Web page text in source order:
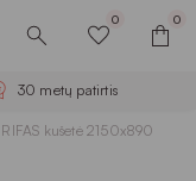
0 0
30 metų patirtis
RIFAS kušetė 2150x890